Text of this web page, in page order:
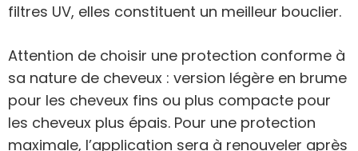
filtres UV, elles constituent un meilleur bouclier.
Attention de choisir une protection conforme à
sa nature de cheveux : version légère en brume
pour les cheveux fins ou plus compacte pour
les cheveux plus épais. Pour une protection
maximale, l’application sera à renouveler après